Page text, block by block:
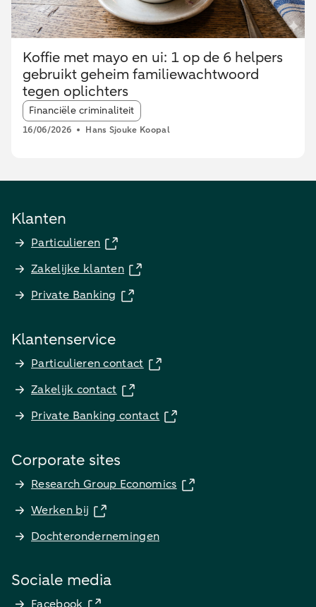
Koffie met mayo en ui: 1 op de 6 helpers
gebruikt geheim familiewachtwoord
tegen oplichters
Article tags:
Financiële criminaliteit
16/06/2026 Hans Sjouke Koopal
Klanten
Particulieren
Zakelijke klanten
Private Banking
Klantenservice
Particulieren contact
Zakelijk contact
Private Banking contact
Corporate sites
Research Group Economics
Werken bij
Dochterondernemingen
Sociale media